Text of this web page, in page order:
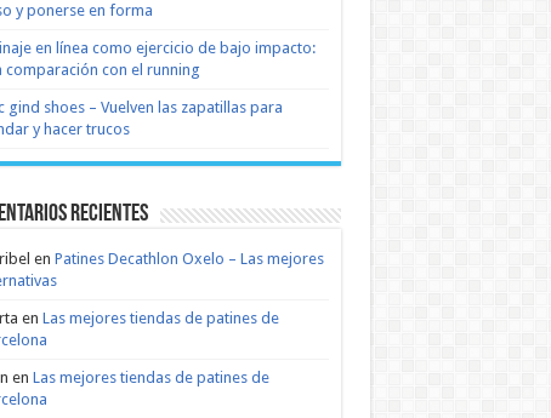
y ponerse en forma
en línea como ejercicio de bajo impacto:
comparación con el running
gind shoes – Vuelven las zapatillas para
y hacer trucos
recientes
en Patines Decathlon Oxelo – Las mejores
en Las mejores tiendas de patines de
en Las mejores tiendas de patines de